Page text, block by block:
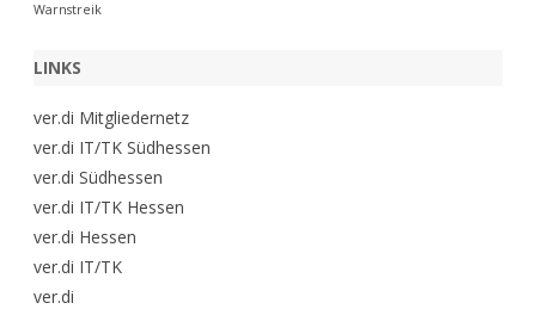
Warnstreik
LINKS
ver.di Mitgliedernetz
ver.di IT/TK Südhessen
ver.di Südhessen
ver.di IT/TK Hessen
ver.di Hessen
ver.di IT/TK
ver.di